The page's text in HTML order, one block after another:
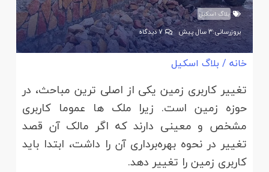
بلاگ اسکیل
بروزرسانی:3 سال پیش 7دیدگاه
خانه / بلاگ اسکیل
تغییر کاربری زمین یکی از اصلی ترین مباحث، در
حوزه زمین است. زیرا ملک ها عموما کاربری
مشخص و معینی دارند که اگر مالک آن قصد
تغییر در نحوه بهره‌برداری آن را داشت، ابتدا باید
کاربری زمین را تغییر دهد.